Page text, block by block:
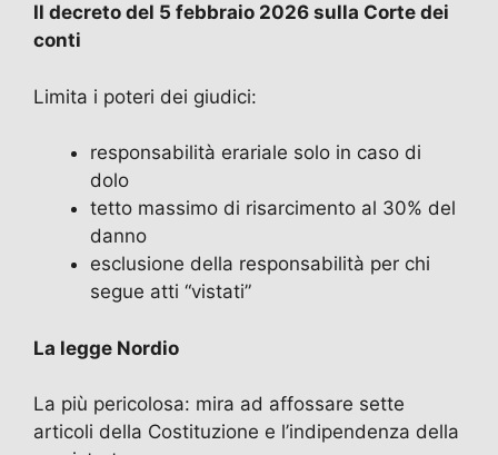
Il decreto del 5 febbraio 2026 sulla Corte dei
conti
Limita i poteri dei giudici:
responsabilità erariale solo in caso di
dolo
tetto massimo di risarcimento al 30% del
danno
esclusione della responsabilità per chi
segue atti “vistati”
La legge Nordio
La più pericolosa: mira ad affossare sette
articoli della Costituzione e l’indipendenza della